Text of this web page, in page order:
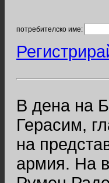
потребителско име:
В дена на
Герасим,
на
армия. На